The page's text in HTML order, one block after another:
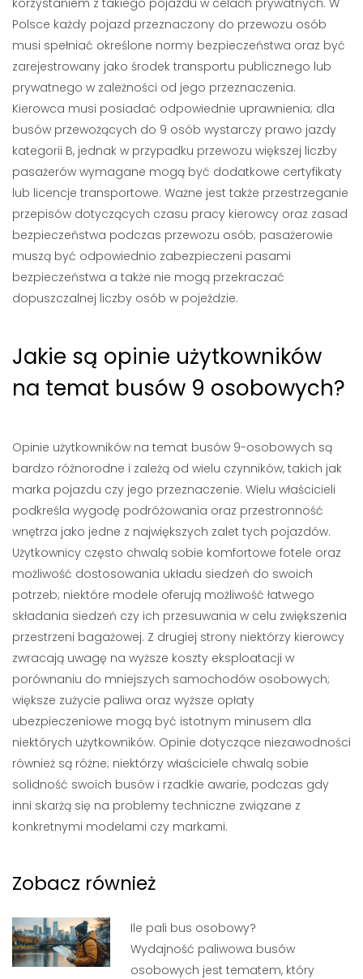
korzystaniem z takiego pojazdu w celach prywatnych. W
Polsce każdy pojazd przeznaczony do przewozu osób
musi spełniać określone normy bezpieczeństwa oraz być
zarejestrowany jako środek transportu publicznego lub
prywatnego w zależności od jego przeznaczenia.
Kierowca musi posiadać odpowiednie uprawnienia; dla
busów przewożących do 9 osób wystarczy prawo jazdy
kategorii B, jednak w przypadku przewozu większej liczby
pasażerów wymagane mogą być dodatkowe certyfikaty
lub licencje transportowe. Ważne jest także przestrzeganie
przepisów dotyczących czasu pracy kierowcy oraz zasad
bezpieczeństwa podczas przewozu osób; pasażerowie
muszą być odpowiednio zabezpieczeni pasami
bezpieczeństwa a także nie mogą przekraczać
dopuszczalnej liczby osób w pojeździe.
Jakie są opinie użytkowników
na temat busów 9 osobowych?
Opinie użytkowników na temat busów 9-osobowych są
bardzo różnorodne i zależą od wielu czynników, takich jak
marka pojazdu czy jego przeznaczenie. Wielu właścicieli
podkreśla wygodę podróżowania oraz przestronność
wnętrza jako jedne z największych zalet tych pojazdów.
Użytkownicy często chwalą sobie komfortowe fotele oraz
możliwość dostosowania układu siedzeń do swoich
potrzeb; niektóre modele oferują możliwość łatwego
składania siedzeń czy ich przesuwania w celu zwiększenia
przestrzeni bagażowej. Z drugiej strony niektórzy kierowcy
zwracają uwagę na wyższe koszty eksploatacji w
porównaniu do mniejszych samochodów osobowych;
większe zużycie paliwa oraz wyższe opłaty
ubezpieczeniowe mogą być istotnym minusem dla
niektórych użytkowników. Opinie dotyczące niezawodności
również są różne; niektórzy właściciele chwalą sobie
solidność swoich busów i rzadkie awarie, podczas gdy
inni skarżą się na problemy techniczne związane z
konkretnymi modelami czy markami.
Zobacz również
Ile pali bus osobowy?
Wydajność paliwowa busów
osobowych jest tematem, który